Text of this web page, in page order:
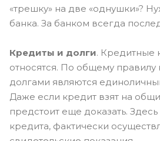
«трешку» на две «однушки»?
банка. За банком всегда
Кредиты и долги. Кредитные
относятся. По общему
долгами являются
Даже если кредит взят на
предстоит еще доказать.
кредита, фактически